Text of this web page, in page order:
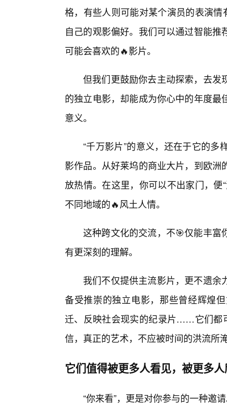
格，有些人则可能对某个演员的表演
自己的观影偏好。我们可以通过智能
可能会喜欢的🔥影片。
但我们更鼓励你去主动探索，去发
的独立电影，却能成为你心中的年度
意义。
“千万影片”的意义，还在于它的
影作品。从好莱坞的商业大片，到欧
放热情。在这里，你可以不出家门，
不同地域的🔥风土人情。
这种跨文化的交流，不🎯仅能丰富
有更深刻的理解。
我们不仅提供主流影片，更不遗
备受推崇的独立电影，那些曾经辉煌
迁、反映社会现实的纪录片……它们都
信，真正的艺术，不应被时间的洪流所
它们值得被更多人看见，被更多
“你来看”，更是对你参与的一种邀